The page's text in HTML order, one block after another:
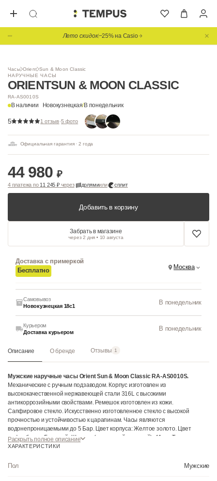
Лето скидок−25% на Casio
Часы Orient Sun & Moon Classic
НАРУЧНЫЕ ЧАСЫ
ORIENTSUN & MOON CLASSIC
RA-AS0010S
В наличии Новокузнецкая/В понедельник
5 1 отзыв·5 фото
Официальная гарантия · 2 года
1/ 5
44 980 ₽
4 платежа по 11 245 ₽через долямиили сплит
Добавить в корзину
Забрать в магазине
через 2 дня • 10 августа
Доставка с примеркой
Бесплатно
Москва
Самовывоз
Новокузнецкая 18с1
В понедельник
Курьером
Доставка курьером
В понедельник
Описание О бренде Отзывы 1
Мужские наручные часы Orient Sun & Moon Classic RA-AS0010S.
Механические с ручным подзаводом. Корпус изготовлен из
высококачественной нержавеющей стали 316L с высокими
антикоррозийными свойствами. Ремешок изготовлен из кожи.
Сапфировое стекло. Искусственно изготовленное стекло с высокой
прочностью и устойчивостью к царапинам. Часы являются
водонепроницаемыми до 5 Бар. Цвет корпуса: Желтое золото. Цвет
циферблата: Бежевый. Ширина (с заводной головкой): 41мм. Толщина:
14мм. Гарантия: 2 года.
Инструкция к Orient RA-AS0010S на русском языке
Раскрыть полное описание
ХАРАКТЕРИСТИКИ
Пол Мужские